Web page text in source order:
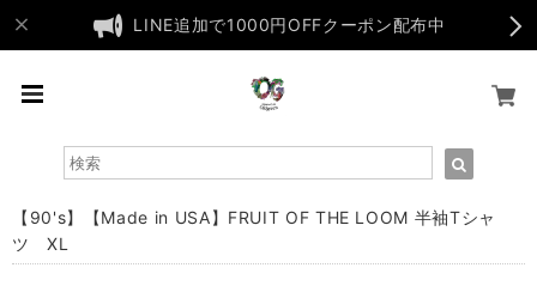
LINE追加で1000円OFFクーポン配布中
【90's】【Made in USA】FRUIT OF THE LOOM 半袖Tシャ
ツ XL